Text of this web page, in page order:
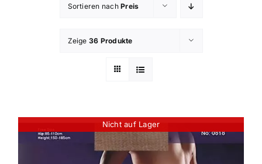
Sortieren nachPreis
Zeige 36 Produkte
Nicht auf Lager